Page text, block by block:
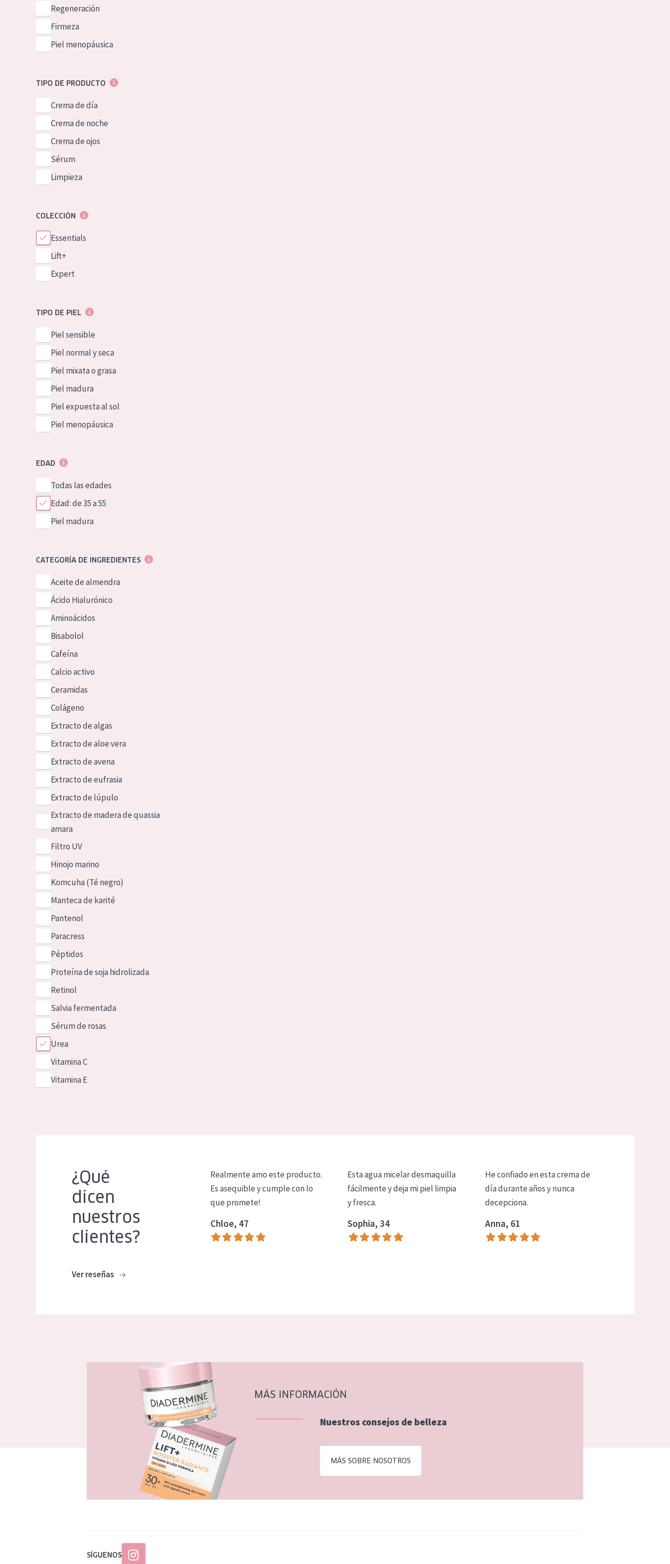
German
Spanish
Greek
Regeneración
Firmeza
Piel menopáusica
TIPO DE PRODUCTO
Crema de día
Crema de noche
Crema de ojos
Sérum
Limpieza
COLECCIÓN
Essentials
Lift+
Expert
TIPO DE PIEL
Piel sensible
Piel normal y seca
Piel mixata o grasa
Piel madura
Piel expuesta al sol
Piel menopáusica
EDAD
Todas las edades
Edad: de 35 a 55
Piel madura
CATEGORÍA DE INGREDIENTES
Aceite de almendra
Ácido Hialurónico
Aminoácidos
Bisabolol
Cafeína
Calcio activo
Ceramidas
Colágeno
Extracto de algas
Extracto de aloe vera
Extracto de avena
Extracto de eufrasia
Extracto de lúpulo
Extracto de madera de quassia
amara
Filtro UV
Hinojo marino
Komcuha (Té negro)
Manteca de karité
Pantenol
Paracress
Péptidos
Proteína de soja hidrolizada
Retinol
Salvia fermentada
Sérum de rosas
Urea
Vitamina C
Vitamina E
¿Qué
dicen
nuestros
clientes?
Ver reseñas
Realmente amo este producto.
Es asequible y cumple con lo
que promete!
Chloe, 47
Esta agua micelar desmaquilla
fácilmente y deja mi piel limpia
y fresca.
Sophia, 34
He confiado en esta crema de
día durante años y nunca
decepciona.
Anna, 61
MÁS INFORMACIÓN
Nuestros consejos de belleza
MÁS SOBRE NOSOTROS
SÍGUENOS